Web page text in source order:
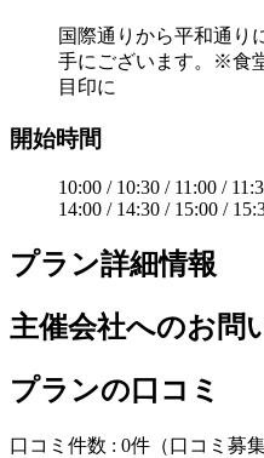
国際通りから平和通り
手にございます。※食
目印に
開始時間
10:00 / 10:30 / 11:00 /
14:00 / 14:30 / 15:00 /
プラン詳細情報
主催会社へのお問
プランの口コミ
口コミ件数 : 0件 （口コミ募